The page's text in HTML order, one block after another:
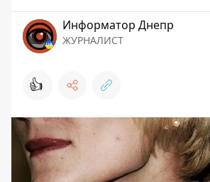
Информатор Днепр
ЖУРНАЛИСТ
👍